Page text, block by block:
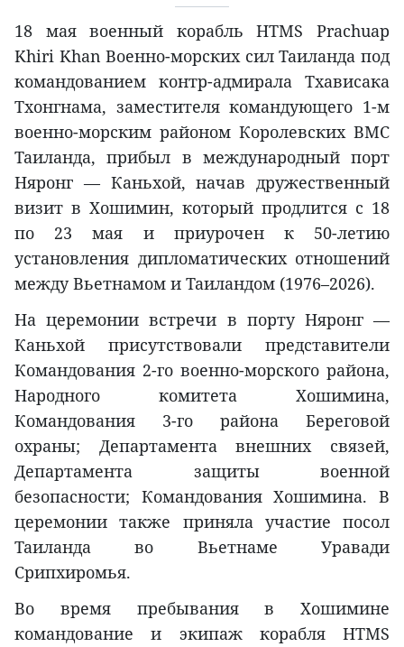
18 мая военный корабль HTMS Prachuap
Khiri Khan Военно-морских сил Таиланда под
командованием контр-адмирала Тхависака
Тхонгнама, заместителя командующего 1-м
военно-морским районом Королевских ВМС
Таиланда, прибыл в международный порт
Няронг — Каньхой, начав дружественный
визит в Хошимин, который продлится с 18
по 23 мая и приурочен к 50-летию
установления дипломатических отношений
между Вьетнамом и Таиландом (1976–2026).
На церемонии встречи в порту Няронг —
Каньхой присутствовали представители
Командования 2-го военно-морского района,
Народного комитета Хошимина,
Командования 3-го района Береговой
охраны; Департамента внешних связей,
Департамента защиты военной
безопасности; Командования Хошимина. В
церемонии также приняла участие посол
Таиланда во Вьетнаме Уравади
Срипхиромья.
Во время пребывания в Хошимине
командование и экипаж корабля HTMS